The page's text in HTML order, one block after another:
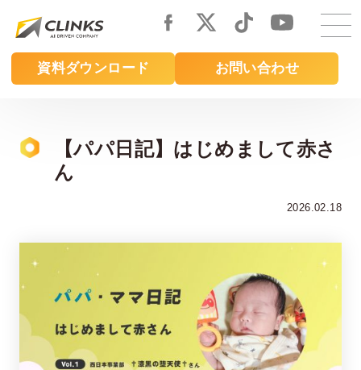
main
content
資料ダウンロード お問い合わせ
【パパ日記】はじめまして赤さ
ん
2026.02.18